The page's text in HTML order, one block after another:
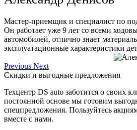
Мастер-приемщик и специалист по
Он работает уже 9 лет со всеми
автомобилей, отлично знает
эксплуатационные характеристики
Previous Next
Скидки и выгодные предложения
Техцентр DS auto заботится о своих
постоянной основе мы готовим
спецпредложения. Пользуйтесь
вместе с нами.